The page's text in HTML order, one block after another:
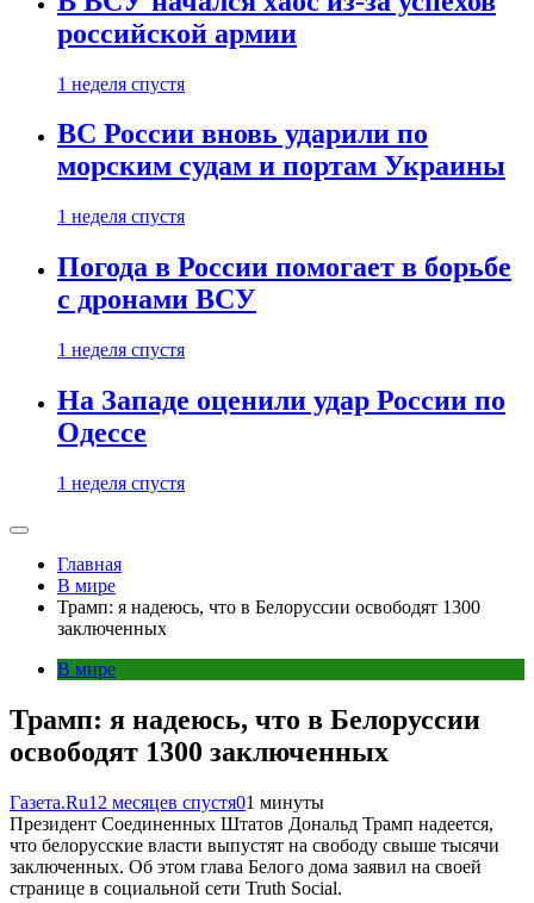
российской армии
1 неделя спустя
ВС России вновь ударили по
морским судам и портам Украины
1 неделя спустя
Погода в России помогает в борьбе
с дронами ВСУ
1 неделя спустя
На Западе оценили удар России по
Одессе
1 неделя спустя
Главная
В мире
Трамп: я надеюсь, что в Белоруссии освободят 1300
заключенных
В мире
Трамп: я надеюсь, что в Белоруссии
освободят 1300 заключенных
Газета.Ru12 месяцев спустя01 минуты
Президент Соединенных Штатов Дональд Трамп надеется,
что белорусские власти выпустят на свободу свыше тысячи
заключенных. Об этом глава Белого дома заявил на своей
странице в социальной сети Truth Social.